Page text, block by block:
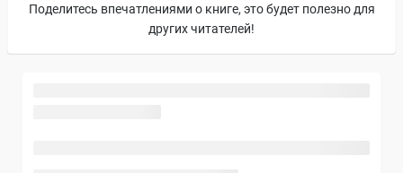
Поделитесь впечатлениями о книге, это будет полезно для
других читателей!